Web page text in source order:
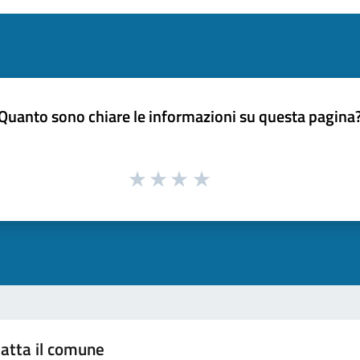
sono chiare le informazioni su questa
il comune